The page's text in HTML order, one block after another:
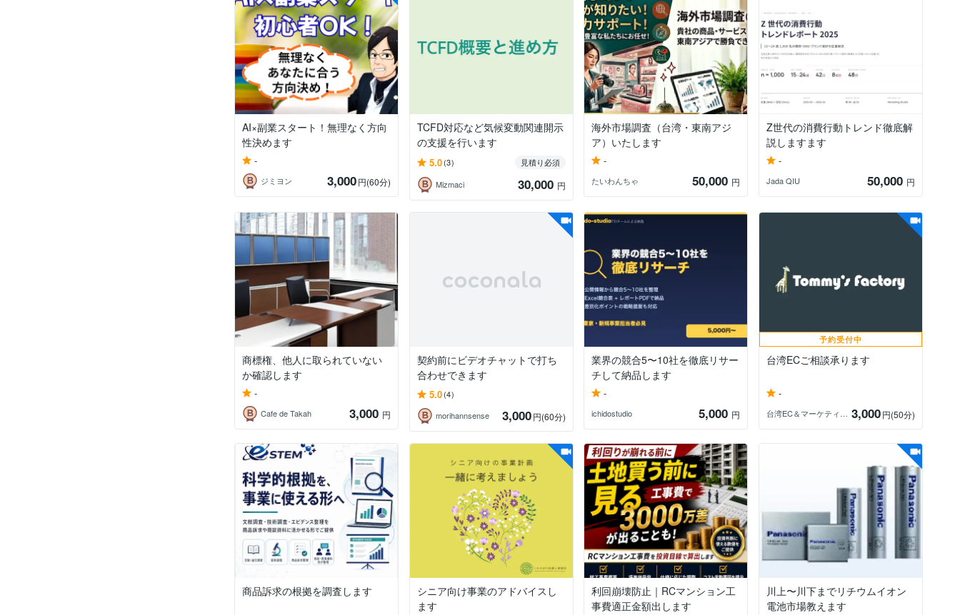
AI×副業スタート！無理なく方向
性決めます
-
ジミヨン 3,000円(60分)
TCFD対応など気候変動関連開示
の支援を行います
5.0(3)
見積り必須
Mizmaci
30,000 円
海外市場調査（台湾・東南アジ
ア）いたします
-
たいわんちゃ 50,000 円
Z世代の消費行動トレンド徹底解
説しますます
-
Jada QIU 50,000 円
商標権、他人に取られていない
か確認します
-
Cafe de Takah 3,000 円
契約前にビデオチャットで打ち
合わせできます
5.0(4)
morihannsense
3,000円(60分)
業界の競合5〜10社を徹底リサー
チして納品します
-
ichidostudio 5,000 円
予約受付中
台湾ECご相談承ります
-
台湾EC＆マーケティング＆クラファン 3,000円(50分)
商品訴求の根拠を調査します
シニア向け事業のアドバイスし
ます
利回崩壊防止｜RCマンション工
事費適正金額出します
川上〜川下までリチウムイオン
電池市場教えます